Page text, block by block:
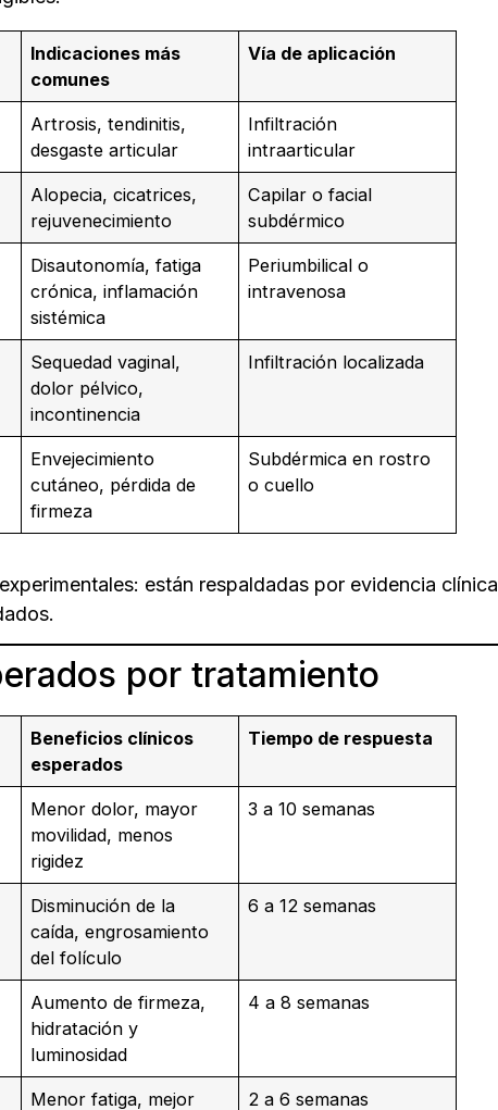
Indicaciones más
comunes
Vía de aplicación
Artrosis, tendinitis,
desgaste articular
Infiltración
intraarticular
Alopecia, cicatrices,
rejuvenecimiento
Capilar o facial
subdérmico
Disautonomía, fatiga
crónica, inflamación
sistémica
Periumbilical o
intravenosa
Sequedad vaginal,
dolor pélvico,
incontinencia
Infiltración localizada
Envejecimiento
cutáneo, pérdida de
firmeza
Subdérmica en rostro
o cuello
están respaldadas por evidencia clínica
por tratamiento
Beneficios clínicos
esperados
Tiempo de respuesta
Menor dolor, mayor
movilidad, menos
rigidez
3 a 10 semanas
Disminución de la
caída, engrosamiento
del folículo
6 a 12 semanas
Aumento de firmeza,
hidratación y
luminosidad
4 a 8 semanas
Menor fatiga, mejor 2 a 6 semanas